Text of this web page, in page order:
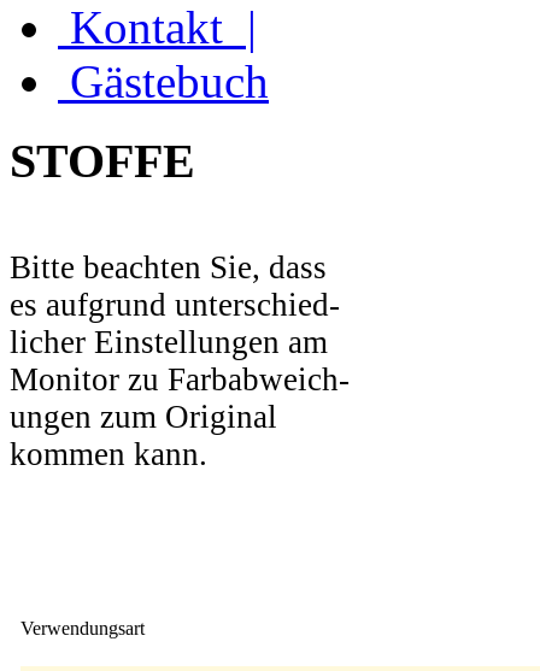
Kontakt |
Gästebuch
STOFFE
Bitte beachten Sie, dass
es aufgrund unterschied-
licher Einstellungen am
Monitor zu Farbabweich-
ungen zum Original
kommen kann.
Verwendungsart